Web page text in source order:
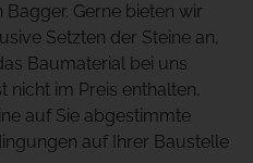
Gerne bieten wir
Setzten der Steine an,
Baumaterial bei uns
nicht im Preis enthalten,
auf Sie abgestimmte
auf Ihrer Baustelle